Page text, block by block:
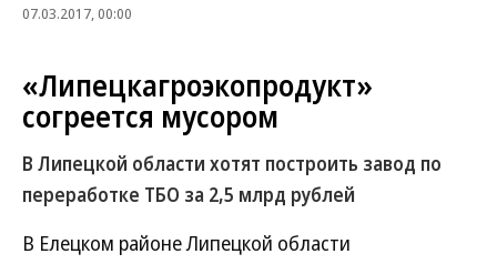
07.03.2017, 00:00
«Липецкагроэкопродукт»
согреется мусором
В Липецкой области хотят построить завод по
переработке ТБО за 2,5 млрд рублей
В Елецком районе Липецкой области